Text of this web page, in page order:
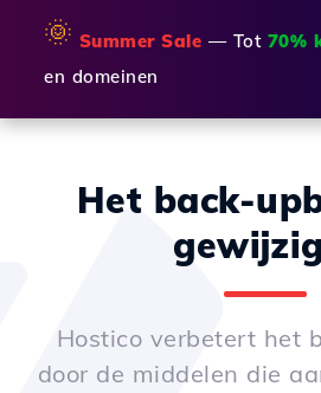
🌞 Summer Sale — Tot 70%
en domeinen
Het back-
Hostico verbetert het
door de middelen die